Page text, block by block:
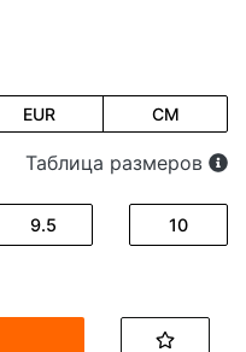
EUR CM
Таблица размеров
9.5 10